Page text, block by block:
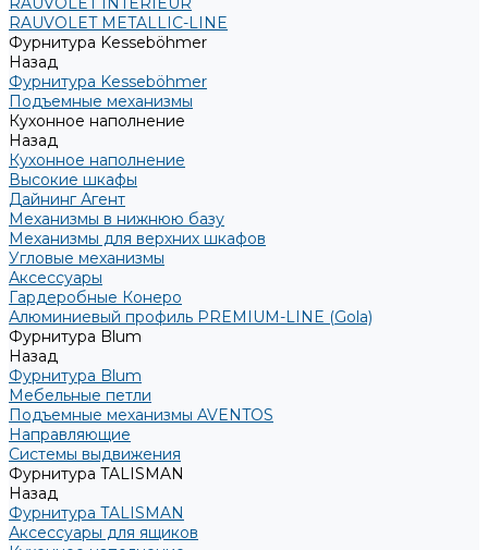
RAUVOLET METALLIC-LINE
Фурнитура Kesseböhmer
Назад
Фурнитура Kesseböhmer
Подъемные механизмы
Кухонное наполнение
Назад
Кухонное наполнение
Высокие шкафы
Дайнинг Агент
Механизмы в нижнюю базу
Механизмы для верхних шкафов
Угловые механизмы
Аксессуары
Гардеробные Конеро
Алюминиевый профиль PREMIUM-LINE (Gola)
Фурнитура Blum
Назад
Фурнитура Blum
Мебельные петли
Подъемные механизмы AVENTOS
Направляющие
Системы выдвижения
Фурнитура TALISMAN
Назад
Фурнитура TALISMAN
Аксессуары для ящиков